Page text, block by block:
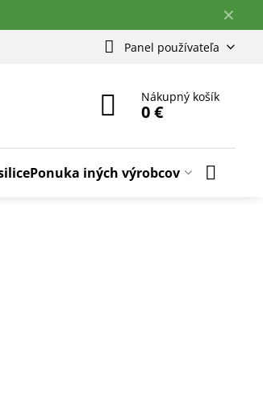
✕
Panel používateľa
Nákupný košík
0 €
Ponuka iných výrobcov